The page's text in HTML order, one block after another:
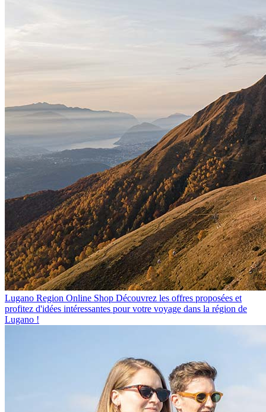
Lugano Region Online Shop Découvrez les offres proposées et
profitez d'idées intéressantes pour votre voyage dans la région de
Lugano !